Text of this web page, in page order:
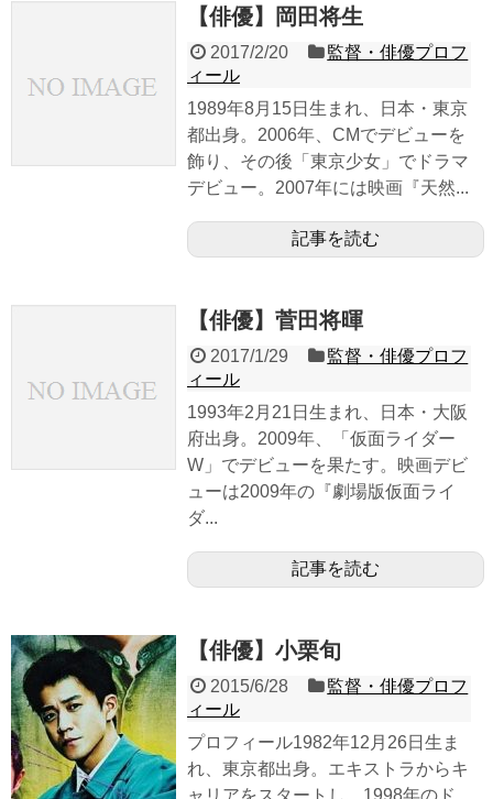
【俳優】岡田将生
2017/2/20
監督・俳優プロフ
ィール
1989年8月15日生まれ、日本・東京
都出身。2006年、CMでデビューを
飾り、その後「東京少女」でドラマ
デビュー。2007年には映画『天然...
記事を読む
【俳優】菅田将暉
2017/1/29
監督・俳優プロフ
ィール
1993年2月21日生まれ、日本・大阪
府出身。2009年、「仮面ライダー
W」でデビューを果たす。映画デビ
ューは2009年の『劇場版仮面ライ
ダ...
記事を読む
【俳優】小栗旬
2015/6/28
監督・俳優プロフ
ィール
プロフィール1982年12月26日生ま
れ、東京都出身。エキストラからキ